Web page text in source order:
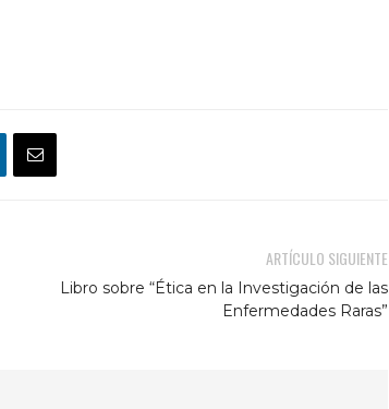
ARTÍCULO SIGUIENTE
Libro sobre “Ética en la Investigación de las
Enfermedades Raras”